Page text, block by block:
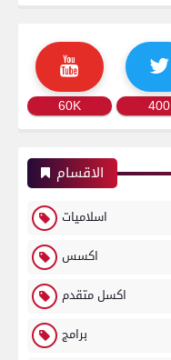
60K 400
الاقسام
اسلاميات
اكسس
اكسل متقدم
برامج